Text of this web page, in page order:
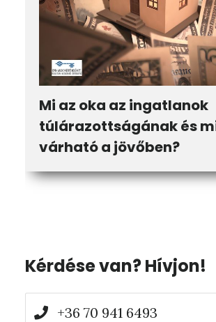
Mi az oka az ingatlanok
túlárazottságának és
várható a jövőben?
Elsődleges
oldalsáv
Kérdése van? Hívjon!
+36 70 941 6493